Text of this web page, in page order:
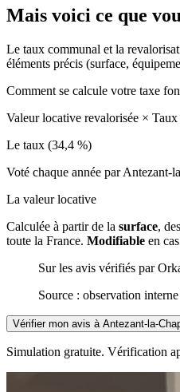
Mais voici ce que
Le taux communal et la
éléments précis (surface,
Comment se calcule votre taxe
Valeur locative revalorisée × Taux
Le taux (34,4 %)
Voté chaque année par Antezant-
La valeur locative
Calculée à partir de la surface, des
toute la France. Modifiable en
Sur les avis vérifiés par
Source : observation
Vérifier mon avis à Antezant-la-
Simulation gratuite. Vérification